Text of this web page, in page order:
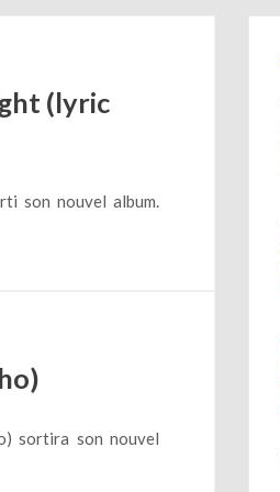
(lyric
son nouvel album.
sortira son nouvel